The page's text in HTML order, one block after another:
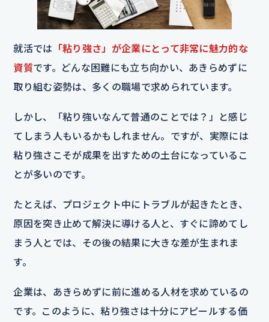
就活では 「粘り強さ」が企業にとって非常に魅力的な
資質です。どんな困難にも立ち向かい、あきらめずに
取り組む姿勢は、多くの職場で求められています。
しかし、「粘り強いなんて普通のことでは？」と感じ
てしまう人もいるかもしれません。ですが、実際には
粘り強さこそが成果を出すための土台になっているこ
とが多いのです。
たとえば、プロジェクト中にトラブルが起きたとき、
原因を突き止めて解決に導ける人と、すぐに諦めてし
まう人とでは、その後の結果に大きな差が生まれま
す。
企業は、あきらめずに前に進める人材を求めているの
です。このように、粘り強さは十分にアピールする価